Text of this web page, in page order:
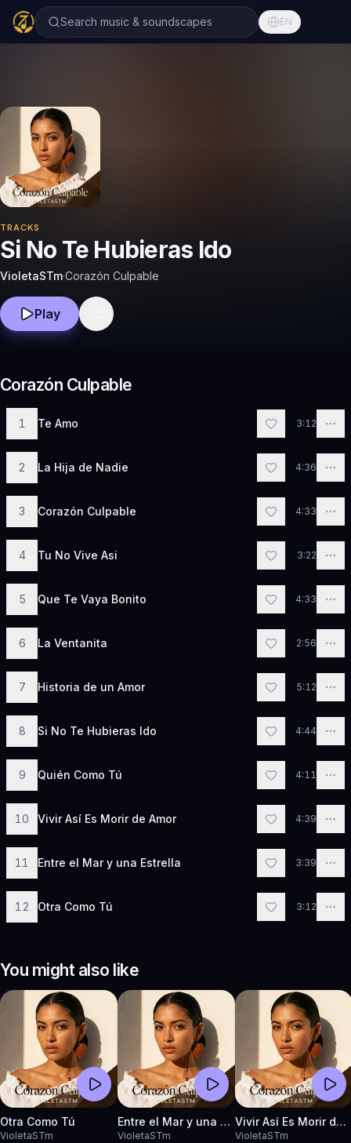
Search music & soundscapes EN
TRACKS
Si No Te Hubieras Ido
VioletaSTm·Corazón Culpable
Play
Corazón Culpable
1 Te Amo 3:12
2 La Hija de Nadie 4:36
3 Corazón Culpable 4:33
4 Tu No Vive Asi 3:22
5 Que Te Vaya Bonito 4:33
6 La Ventanita 2:56
7 Historia de un Amor 5:12
8 Si No Te Hubieras Ido 4:44
9 Quién Como Tú 4:11
10 Vivir Así Es Morir de Amor 4:39
11 Entre el Mar y una Estrella 3:39
12 Otra Como Tú 3:12
You might also like
Otra Como Tú
VioletaSTm
Entre el Mar y una Estrella
VioletaSTm
Vivir Así Es Morir de Amor
VioletaSTm